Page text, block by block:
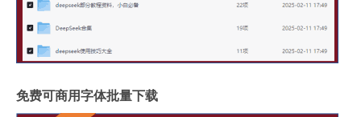
免费可商用字体批量下载